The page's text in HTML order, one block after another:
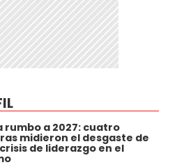
rumbo a 2027: cuatro
midieron el desgaste de
de liderazgo en el